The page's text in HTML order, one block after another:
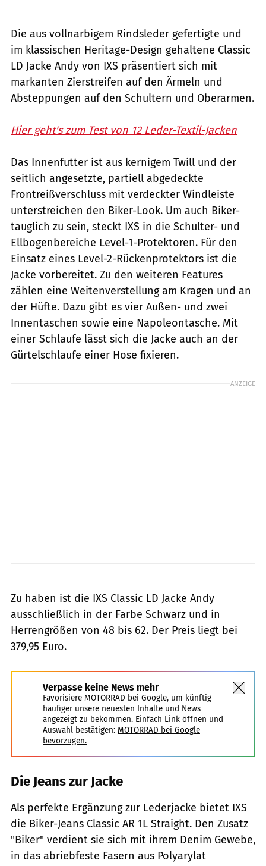
Die aus vollnarbigem Rindsleder gefertigte und
im klassischen Heritage-Design gehaltene Classic
LD Jacke Andy von IXS präsentiert sich mit
markanten Zierstreifen auf den Ärmeln und
Absteppungen auf den Schultern und Oberarmen.
Hier geht's zum Test von 12 Leder-Textil-Jacken
Das Innenfutter ist aus kernigem Twill und der
seitlich angesetzte, partiell abgedeckte
Frontreißverschluss mit verdeckter Windleiste
unterstreichen den Biker-Look. Um auch Biker-
tauglich zu sein, steckt IXS in die Schulter- und
Ellbogenbereiche Level-1-Protektoren. Für den
Einsatz eines Level-2-Rückenprotektors ist die
Jacke vorbereitet. Zu den weiteren Features
zählen eine Weitenverstellung am Kragen und an
der Hüfte. Dazu gibt es vier Außen- und zwei
Innentaschen sowie eine Napoleontasche. Mit
einer Schlaufe lässt sich die Jacke auch an der
Gürtelschlaufe einer Hose fixieren.
ANZEIGE
Zu haben ist die IXS Classic LD Jacke Andy
ausschließlich in der Farbe Schwarz und in
Herrengrößen von 48 bis 62. Der Preis liegt bei
379,95 Euro.
Verpasse keine News mehr
Favorisiere MOTORRAD bei Google, um künftig
häufiger unsere neuesten Inhalte und News
angezeigt zu bekommen. Einfach Link öffnen und
Auswahl bestätigen: MOTORRAD bei Google
bevorzugen.
Die Jeans zur Jacke
Als perfekte Ergänzung zur Lederjacke bietet IXS
die Biker-Jeans Classic AR 1L Straight. Den Zusatz
"Biker" verdient sie sich mit ihrem Denim Gewebe,
in das abriebfeste Fasern aus Polyarylat